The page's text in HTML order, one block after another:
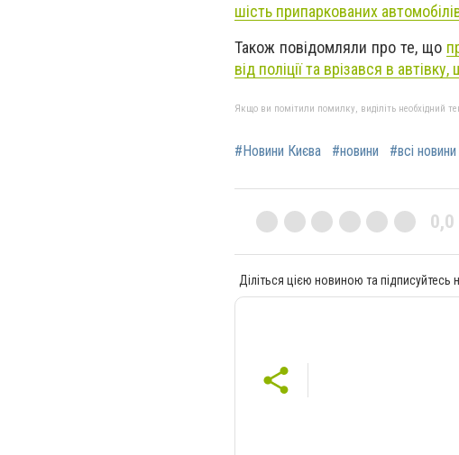
шість припаркованих
Також повідомляли про те, що
від поліції та врізався в
Якщо ви помітили помилку, виділіть необхідний
#Новини Києва #новини #всі новини
0,0
Діліться цією новиною та підписуйтесь